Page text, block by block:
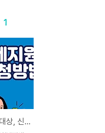
1
서울시 청년월세지원 지원대상, 신청방법 총정리